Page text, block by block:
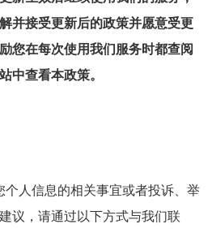
并接受更新后的政策并愿意受更
您在每次使用我们服务时都查阅
中查看本政策。
个人信息的相关事宜或者投诉、举
议，请通过以下方式与我们联